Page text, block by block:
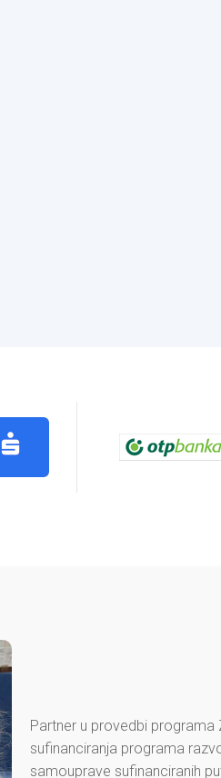
Partner u provedbi
sufinanciranja programa
samouprave sufinanciranih